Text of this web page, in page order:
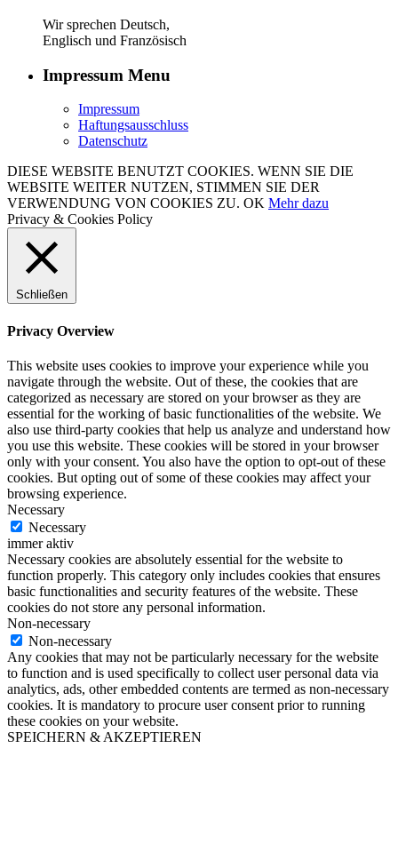
Wir sprechen Deutsch,
Englisch und Französisch
Impressum Menu
Impressum
Haftungsausschluss
Datenschutz
DIESE WEBSITE BENUTZT COOKIES. WENN SIE DIE
WEBSITE WEITER NUTZEN, STIMMEN SIE DER
VERWENDUNG VON COOKIES ZU. OK Mehr dazu
Privacy & Cookies Policy
Schließen
Privacy Overview
This website uses cookies to improve your experience while you
navigate through the website. Out of these, the cookies that are
categorized as necessary are stored on your browser as they are
essential for the working of basic functionalities of the website. We
also use third-party cookies that help us analyze and understand how
you use this website. These cookies will be stored in your browser
only with your consent. You also have the option to opt-out of these
cookies. But opting out of some of these cookies may affect your
browsing experience.
Necessary
Necessary
immer aktiv
Necessary cookies are absolutely essential for the website to
function properly. This category only includes cookies that ensures
basic functionalities and security features of the website. These
cookies do not store any personal information.
Non-necessary
Non-necessary
Any cookies that may not be particularly necessary for the website
to function and is used specifically to collect user personal data via
analytics, ads, other embedded contents are termed as non-necessary
cookies. It is mandatory to procure user consent prior to running
these cookies on your website.
SPEICHERN & AKZEPTIEREN